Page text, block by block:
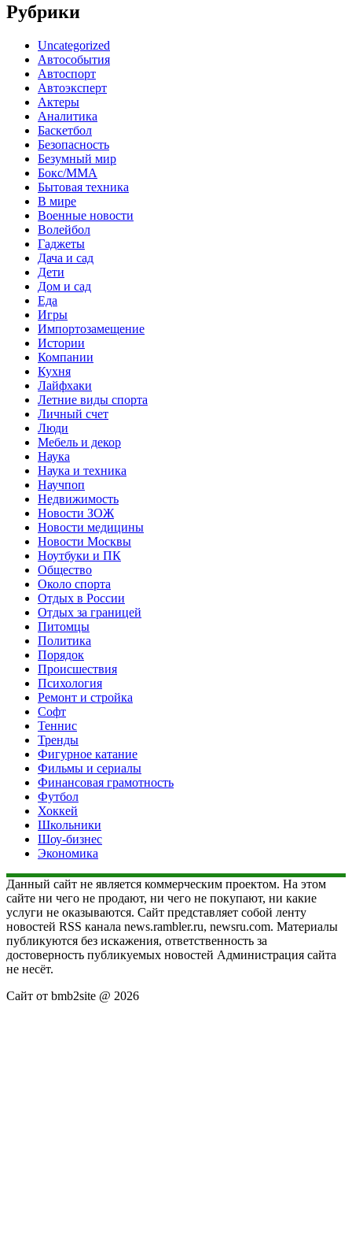
Рубрики
Uncategorized
Автособытия
Автоспорт
Автоэксперт
Актеры
Аналитика
Баскетбол
Безопасность
Безумный мир
Бокс/MMA
Бытовая техника
В мире
Военные новости
Волейбол
Гаджеты
Дача и сад
Дети
Дом и сад
Еда
Игры
Импортозамещение
Истории
Компании
Кухня
Лайфхаки
Летние виды спорта
Личный счет
Люди
Мебель и декор
Наука
Наука и техника
Научпоп
Недвижимость
Новости ЗОЖ
Новости медицины
Новости Москвы
Ноутбуки и ПК
Общество
Около спорта
Отдых в России
Отдых за границей
Питомцы
Политика
Порядок
Происшествия
Психология
Ремонт и стройка
Софт
Теннис
Тренды
Фигурное катание
Фильмы и сериалы
Финансовая грамотность
Футбол
Хоккей
Школьники
Шоу-бизнес
Экономика
Данный сайт не является коммерческим проектом. На этом
сайте ни чего не продают, ни чего не покупают, ни какие
услуги не оказываются. Сайт представляет собой ленту
новостей RSS канала news.rambler.ru, newsru.com. Материалы
публикуются без искажения, ответственность за
достоверность публикуемых новостей Администрация сайта
не несёт.
Сайт от bmb2site @ 2026